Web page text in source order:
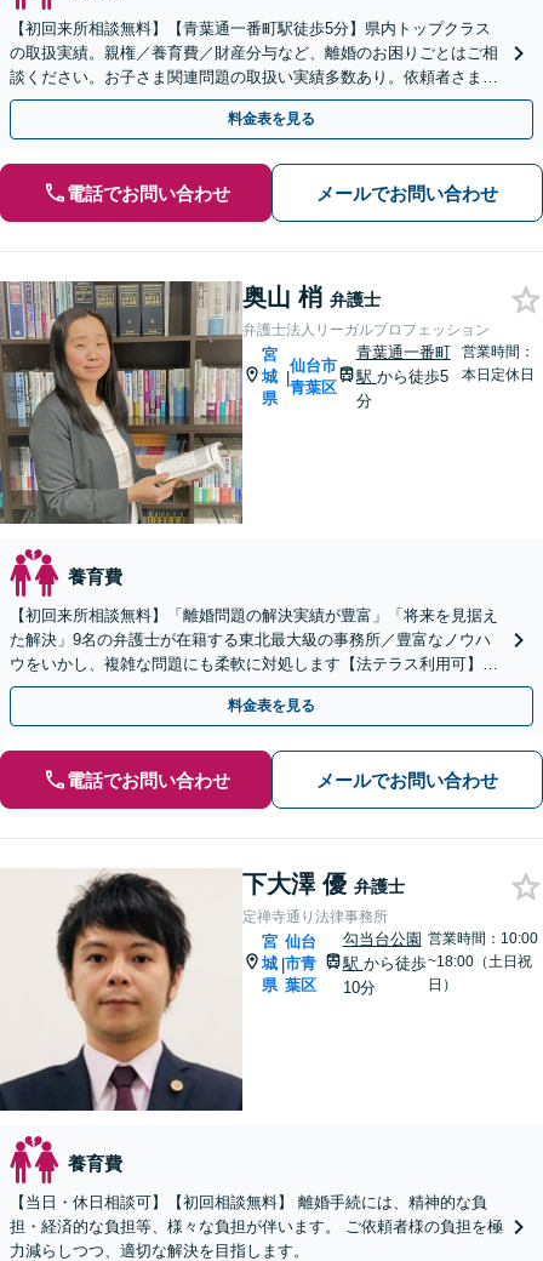
【初回来所相談無料】【青葉通一番町駅徒歩5分】県内トップクラス
の取扱実績。親権／養育費／財産分与など、離婚のお困りごとはご相
談ください。お子さま関連問題の取扱い実績多数あり。依頼者さまの
状況やご要望に寄り添い、最善の解決を目指します。
料金表を見る
電話でお問い合わせ メールでお問い合わせ
奥山 梢 弁護士
弁護士法人リーガルプロフェッション
宮
城
県
|
仙台市
青葉区
青葉通一番町
駅 から徒歩5
分
営業時間：
本日定休日
養育費
【初回来所相談無料】「離婚問題の解決実績が豊富」「将来を見据え
た解決」9名の弁護士が在籍する東北最大級の事務所／豊富なノウハ
ウをいかし、複雑な問題にも柔軟に対処します【法テラス利用可】
【秘密厳守】
料金表を見る
電話でお問い合わせ メールでお問い合わせ
下大澤 優 弁護士
定禅寺通り法律事務所
宮
城
県
|
仙台
市青
葉区
勾当台公園
駅 から徒歩
10分
営業時間：10:00
~18:00（土日祝
日）
養育費
【当日・休日相談可】【初回相談無料】 離婚手続には、精神的な負
担・経済的な負担等、様々な負担が伴います。 ご依頼者様の負担を極
力減らしつつ、適切な解決を目指します。